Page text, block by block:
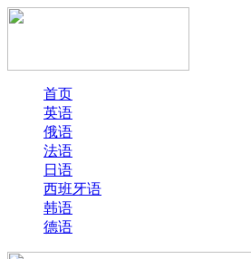
首页
英语
俄语
法语
日语
西班牙语
韩语
德语